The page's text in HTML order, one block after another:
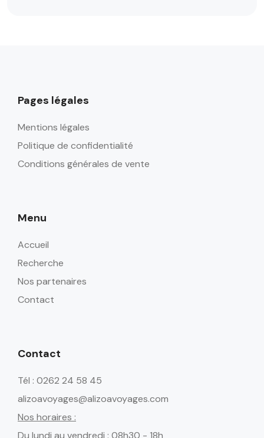
Pages légales
Mentions légales
Politique de confidentialité
Conditions générales de vente
Menu
Accueil
Recherche
Nos partenaires
Contact
Contact
Tél : 0262 24 58 45
alizoavoyages@alizoavoyages.com
Nos horaires :
Du lundi au vendredi : 08h30 - 18h